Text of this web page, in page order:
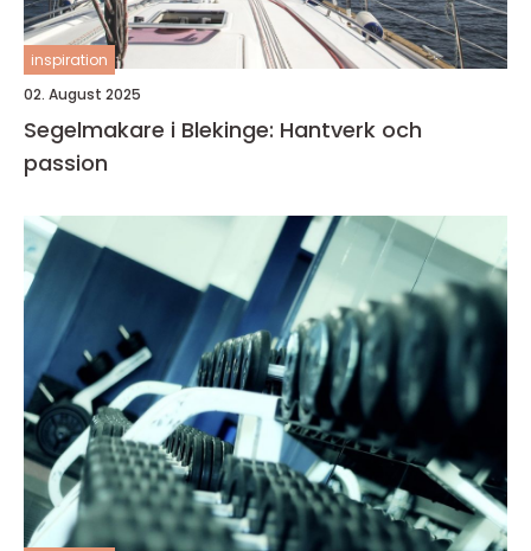
inspiration
02. August 2025
Segelmakare i Blekinge: Hantverk och
passion